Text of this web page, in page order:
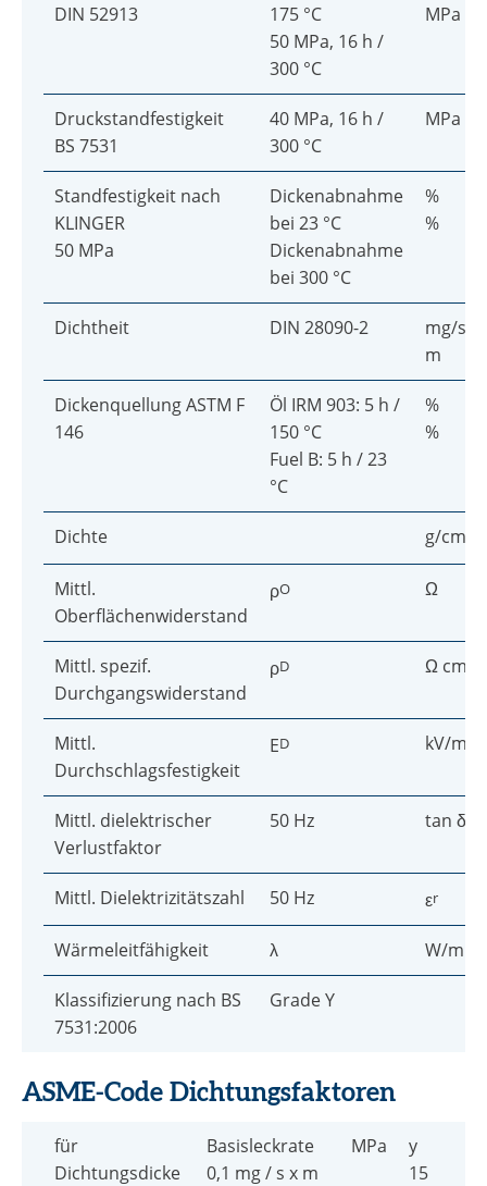
DIN 52913
175 °C
50 MPa, 16 h /
300 °C
MPa
Druckstandfestigkeit
BS 7531
40 MPa, 16 h /
300 °C
MPa
Standfestigkeit nach
KLINGER
50 MPa
Dickenabnahme
bei 23 °C
Dickenabnahme
bei 300 °C
%
%
Dichtheit DIN 28090-2
mg/s x
m
Dickenquellung ASTM F
146
Öl IRM 903: 5 h /
150 °C
Fuel B: 5 h / 23
°C
%
%
Dichte g/cm
Mittl.
Oberflächenwiderstand
ρO Ω
Mittl. spezif.
Durchgangswiderstand
ρD Ω cm
Mittl.
Durchschlagsfestigkeit
ED kV/mm
Mittl. dielektrischer
Verlustfaktor
50 Hz tan δ
Mittl. Dielektrizitätszahl 50 Hz εr
Wärmeleitfähigkeit λ W/mK
Klassifizierung nach BS
7531:2006
Grade Y
ASME-Code Dichtungsfaktoren
für
Dichtungsdicke
Basisleckrate
0,1 mg / s x m
MPa
y
15